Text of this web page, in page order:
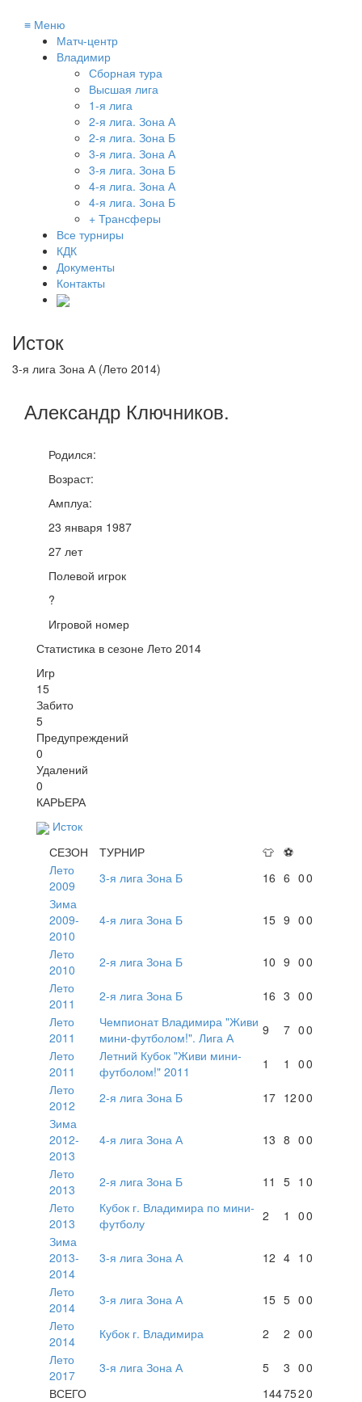
≡ Меню
Матч-центр
Владимир
Сборная тура
Высшая лига
1-я лига
2-я лига. Зона А
2-я лига. Зона Б
3-я лига. Зона А
3-я лига. Зона Б
4-я лига. Зона А
4-я лига. Зона Б
+ Трансферы
Все турниры
КДК
Документы
Контакты
Исток
3-я лига Зона А (Лето 2014)
Александр Ключников.
Родился:
Возраст:
Амплуа:
23 января 1987
27 лет
Полевой игрок
?
Игровой номер
Статистика в сезоне Лето 2014
Игр
15
Забито
5
Предупреждений
0
Удалений
0
КАРЬЕРА
Исток
СЕЗОН
ТУРНИР 👕 ⚽
Лето
2009
3-я лига Зона Б 16 6 00
Зима
2009-
2010
4-я лига Зона Б 15 9 00
Лето
2010
2-я лига Зона Б 10 9 00
Лето
2011
2-я лига Зона Б 16 3 00
Лето
2011
Чемпионат Владимира "Живи
мини-футболом!". Лига А
9 7 00
Лето
2011
Летний Кубок "Живи мини-
футболом!" 2011
1 1 00
Лето
2012
2-я лига Зона Б 17 1200
Зима
2012-
2013
4-я лига Зона А 13 8 00
Лето
2013
2-я лига Зона Б 11 5 1 0
Лето
2013
Кубок г. Владимира по мини-
футболу
2 1 00
Зима
2013-
2014
3-я лига Зона А 12 4 1 0
Лето
2014
3-я лига Зона А 15 5 00
Лето
2014
Кубок г. Владимира 2 2 00
Лето
2017
3-я лига Зона А 5 3 00
ВСЕГО
1447520